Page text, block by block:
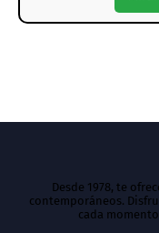
Desde 1978, te
contemporáneos.
cada